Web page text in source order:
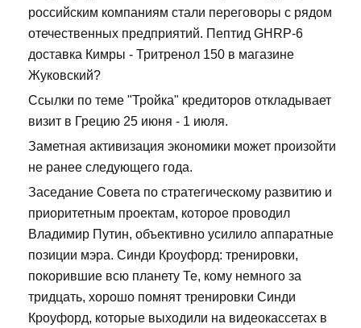
российским компаниям стали переговоры с рядом
отечественных предприятий. Пептид GHRP-6
доставка Кимры - Тритренол 150 в магазине
Жуковский?
Ссылки по теме "Тройка" кредиторов откладывает
визит в Грецию 25 июня - 1 июля.
Заметная активизация экономики может произойти
не ранее следующего года.
Заседание Совета по стратегическому развитию и
приоритетным проектам, которое проводил
Владимир Путин, объективно усилило аппаратные
позиции мэра. Синди Кроуфорд: тренировки,
покорившие всю планету Те, кому немного за
тридцать, хорошо помнят тренировки Синди
Кроуфорд, которые выходили на видеокассетах в